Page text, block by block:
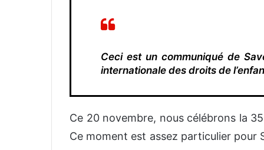
Ceci est un communiqué de
internationale des droits de
Ce 20 novembre, nous célébrons la
Ce moment est assez particulier pour